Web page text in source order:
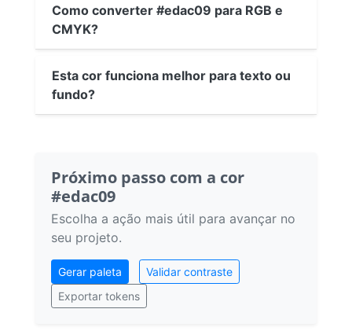
Como converter #edac09 para RGB e
CMYK?
Esta cor funciona melhor para texto ou
fundo?
Próximo passo com a cor
#edac09
Escolha a ação mais útil para avançar no
seu projeto.
Gerar paleta
Validar contraste
Exportar tokens